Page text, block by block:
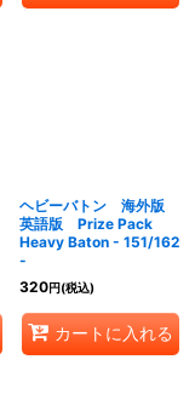
ヘビーバトン 海外版
英語版 Prize Pack
Heavy Baton - 151/162
-
320円(税込)
カートに入れる